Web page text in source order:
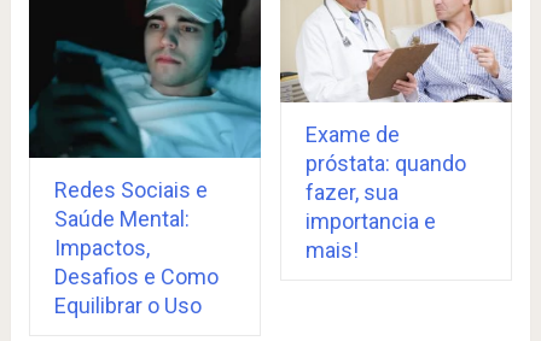
Redes Sociais e
Saúde Mental:
Impactos,
Desafios e Como
Equilibrar o Uso
Exame de
próstata: quando
fazer, sua
importancia e
mais!